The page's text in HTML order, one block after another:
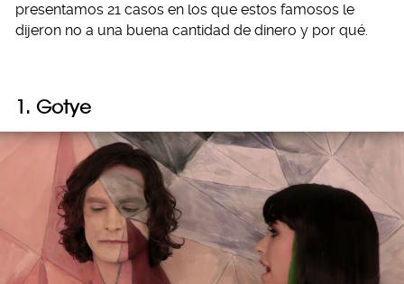
presentamos 21 casos en los que estos famosos le
dijeron no a una buena cantidad de dinero y por qué.
1. Gotye